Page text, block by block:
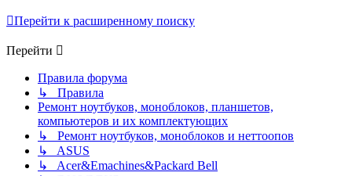
Перейти к расширенному поиску
Перейти
Правила форума
↳ Правила
Ремонт ноутбуков, моноблоков, планшетов,
компьютеров и их комплектующих
↳ Ремонт ноутбуков, моноблоков и неттоопов
↳ ASUS
↳ Acer&Emachines&Packard Bell